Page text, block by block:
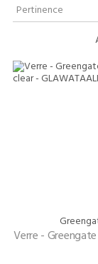
Pertinence
Verre -